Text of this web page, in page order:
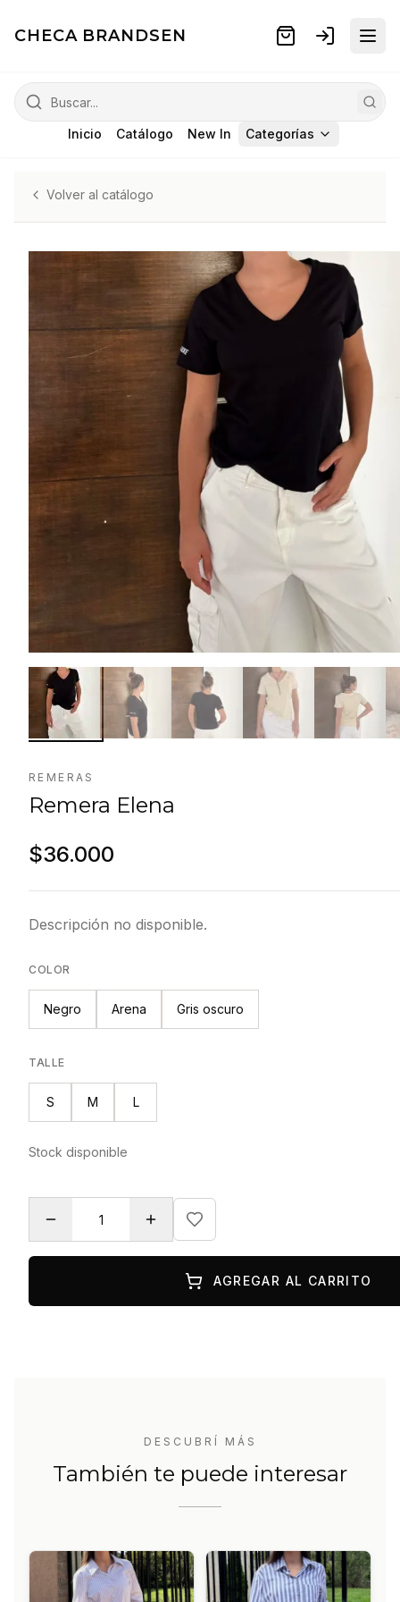
CHECA BRANDSEN
Inicio Catálogo New In Categorías
Volver al catálogo
REMERAS
Remera Elena
$36.000
Descripción no disponible.
COLOR
Negro Arena Gris oscuro
TALLE
S M L
Stock disponible
AGREGAR AL CARRITO
DESCUBRÍ MÁS
También te puede interesar